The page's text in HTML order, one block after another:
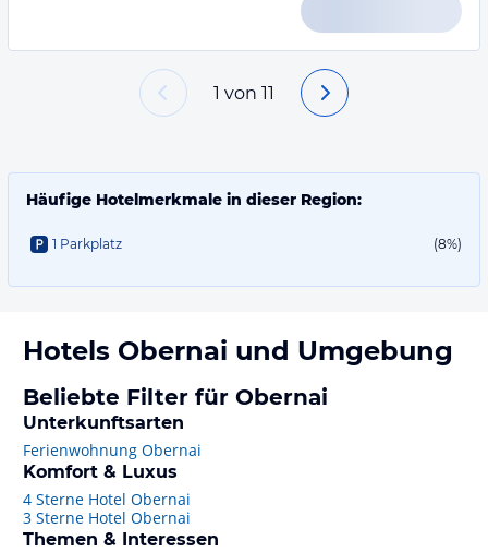
1 von 11
Häufige Hotelmerkmale in dieser Region:
1 Parkplatz (8%)
Hotels Obernai und Umgebung
Beliebte Filter für Obernai
Unterkunftsarten
Ferienwohnung Obernai
Komfort & Luxus
4 Sterne Hotel Obernai
3 Sterne Hotel Obernai
Themen & Interessen